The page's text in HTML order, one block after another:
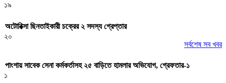
১৯
অটোরিক্সা ছিনতাইকারী চক্রের ২ সদস্য গ্রেপ্তার
২০
সর্বশেষ সব খবর
পাংশায় সাবেক সেনা কর্মকর্তাসহ ২৫ বাড়িতে হামলার অভিযোগ, গ্রেফতার-১
১